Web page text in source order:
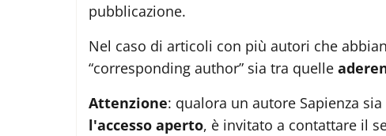
pubblicazione.
Nel caso di articoli con più autori che
“corresponding author” sia tra quelle
Attenzione: qualora un autore Sapienza
l'accesso aperto, è invitato a contattare il